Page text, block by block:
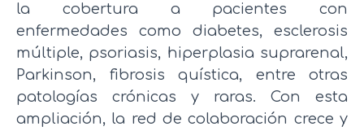
la cobertura a pacientes con
enfermedades como diabetes, esclerosis
múltiple, psoriasis, hiperplasia suprarenal,
Parkinson, fibrosis quística, entre otras
patologías crónicas y raras. Con esta
ampliación, la red de colaboración crece y